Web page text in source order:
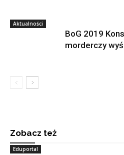
Aktualności
BoG 2019
morderczy
Zobacz też
Eduportal